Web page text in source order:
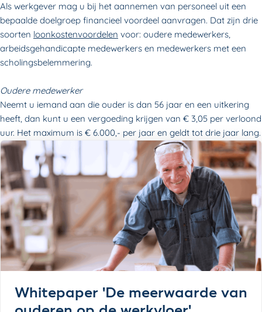
Als werkgever mag u bij het aannemen van personeel uit een
bepaalde doelgroep financieel voordeel aanvragen. Dat zijn drie
soorten loonkostenvoordelen voor: oudere medewerkers,
arbeidsgehandicapte medewerkers en medewerkers met een
scholingsbelemmering.
Oudere medewerker
Neemt u iemand aan die ouder is dan 56 jaar en een uitkering
heeft, dan kunt u een vergoeding krijgen van € 3,05 per verloond
uur. Het maximum is € 6.000,- per jaar en geldt tot drie jaar lang.
Whitepaper 'De meerwaarde van